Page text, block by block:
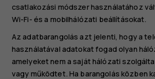
csatlakozási módszer használatához
Wi-Fi- és a mobilhálózati beállításokat.
Az adatbarangolás azt jelenti, hogy a
használatával adatokat fogad olyan
amelyeket nem a saját hálózati
vagy működtet. Ha barangolás közben